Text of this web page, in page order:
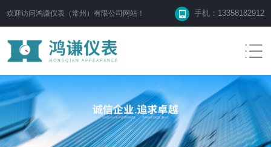
欢迎访问鸿谦仪表（常州）有限公司网站！ 手机：13358182912